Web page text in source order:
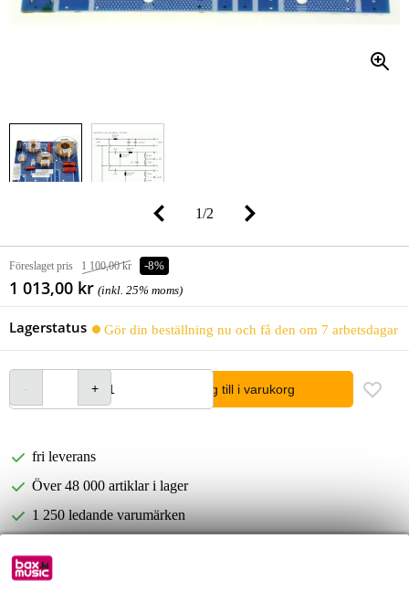
1/2
Föreslaget pris 1 100,00 kr -8%
1 013,00 kr (inkl. 25% moms)
Lagerstatus Gör din beställning nu och få den om 7 arbetsdagar
lägg till i varukorg
fri leverans
Över 48 000 artiklar i lager
1 250 ledande varumärken